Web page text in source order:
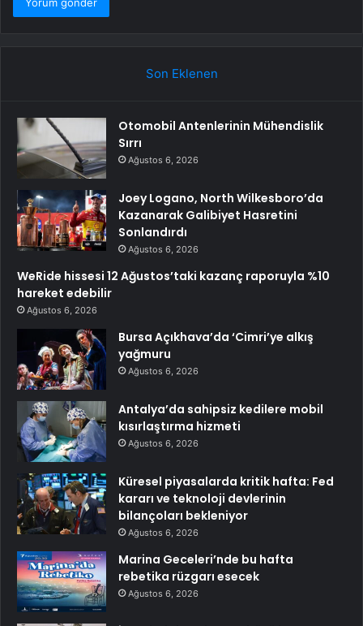
Son Eklenen
Otomobil Antenlerinin Mühendislik
Sırrı
Ağustos 6, 2026
Joey Logano, North Wilkesboro’da
Kazanarak Galibiyet Hasretini
Sonlandırdı
Ağustos 6, 2026
WeRide hissesi 12 Ağustos’taki kazanç raporuyla %10
hareket edebilir
Ağustos 6, 2026
Bursa Açıkhava’da ‘Cimri’ye alkış
yağmuru
Ağustos 6, 2026
Antalya’da sahipsiz kedilere mobil
kısırlaştırma hizmeti
Ağustos 6, 2026
Küresel piyasalarda kritik hafta: Fed
kararı ve teknoloji devlerinin
bilançoları bekleniyor
Ağustos 6, 2026
Marina Geceleri’nde bu hafta
rebetika rüzgarı esecek
Ağustos 6, 2026